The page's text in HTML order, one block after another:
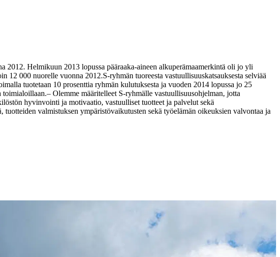
Helmikuun 2013 lopussa pääraaka-aineen alkuperämaamerkintä oli jo yli
12 000 nuorelle vuonna 2012.S-ryhmän tuoreesta vastuullisuuskatsauksesta selviää
tuotetaan 10 prosenttia ryhmän kulutuksesta ja vuoden 2014 lopussa jo 25
toimialoillaan.– Olemme määritelleet S-ryhmälle vastuullisuusohjelman, jotta
hyvinvointi ja motivaatio, vastuulliset tuotteet ja palvelut sekä
valmistuksen ympäristövaikutusten sekä työelämän oikeuksien valvontaa ja